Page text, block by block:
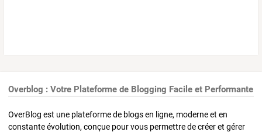
Overblog : Votre Plateforme de Blogging Facile et Performante
OverBlog est une plateforme de blogs en ligne, moderne et en
constante évolution, conçue pour vous permettre de créer et gérer